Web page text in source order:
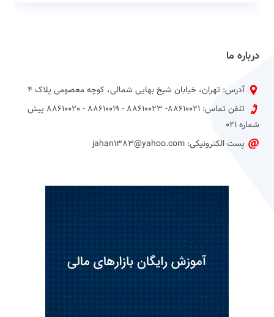
درباره ما
آدرس: تهران، خیابان شیخ بهایی شمالی، کوچه معصومی پلاک 4
تلفن تماس: 88610021- 88610023 - 88610019 - 88610020 پیش
شماره 021
پست الکترونیکی: jahan1383@yahoo.com